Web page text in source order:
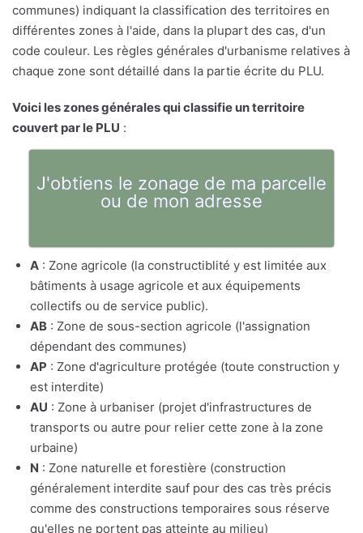
communes) indiquant la classification des territoires en
différentes zones à l'aide, dans la plupart des cas, d'un
code couleur. Les règles générales d'urbanisme relatives à
chaque zone sont détaillé dans la partie écrite du PLU.
Voici les zones générales qui classifie un territoire
couvert par le PLU :
J'obtiens le zonage de ma parcelle
ou de mon adresse
A : Zone agricole (la constructiblité y est limitée aux
bâtiments à usage agricole et aux équipements
collectifs ou de service public).
AB : Zone de sous-section agricole (l'assignation
dépendant des communes)
AP : Zone d'agriculture protégée (toute construction y
est interdite)
AU : Zone à urbaniser (projet d'infrastructures de
transports ou autre pour relier cette zone à la zone
urbaine)
N : Zone naturelle et forestière (construction
généralement interdite sauf pour des cas très précis
comme des constructions temporaires sous réserve
qu'elles ne portent pas atteinte au milieu)